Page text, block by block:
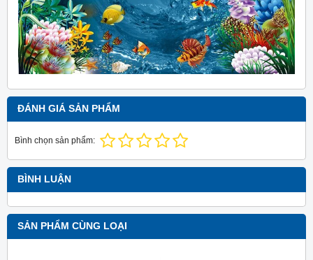
ĐÁNH GIÁ SẢN PHẨM
Bình chọn sản phẩm:
BÌNH LUẬN
SẢN PHẨM CÙNG LOẠI